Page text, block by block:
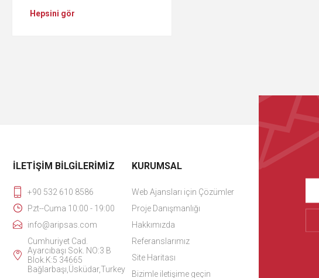
Hepsini gör
İLETIŞIM BILGILERIMIZ
+90 532 610 8586
Pzt--Cuma 10:00 - 19:00
info@aripsas.com
Cumhuriyet Cad.
Ayarcıbaşı Sok. NO:3 B
Blok.K:5 34665
Bağlarbaşı,Üsküdar,Turkey
KURUMSAL
Web Ajansları için Çözümler
Proje Danışmanlığı
Hakkımızda
Referanslarımız
Site Haritası
Bizimle iletişime geçin